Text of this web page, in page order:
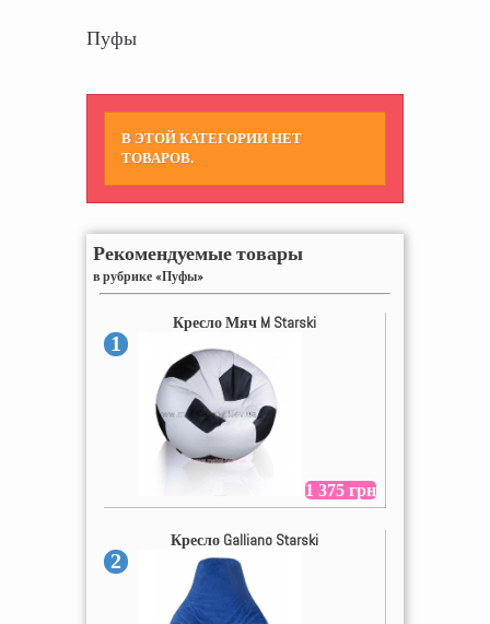
Пуфы
В ЭТОЙ КАТЕГОРИИ НЕТ
ТОВАРОВ.
Рекомендуемые товары
в рубрике «Пуфы»
Кресло Мяч M Starski
1
1 375 грн
Кресло Galliano Starski
2